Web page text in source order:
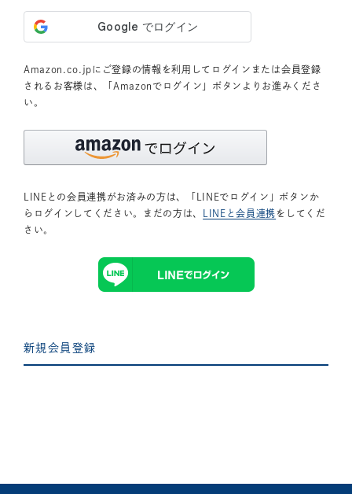
Amazon.co.jpにご登録の情報を利用してログインまたは会員登録
されるお客様は、「Amazonでログイン」ボタンよりお進みくださ
い。
LINEとの会員連携がお済みの方は、「LINEでログイン」ボタンか
らログインしてください。まだの方は、
LINEと会員連携 をしてくだ
さい。
新規会員登録